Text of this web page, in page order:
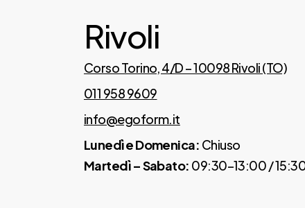
Rivoli
Corso Torino, 4/D – 10098 Rivoli (TO)
011 958 9609
info@egoform.it
Lunedì e Domenica: Chiuso
Martedì – Sabato: 09:30–13:00 /